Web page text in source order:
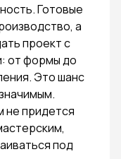
Готовые
а
проект с
от формы до
Это шанс
не придется
под